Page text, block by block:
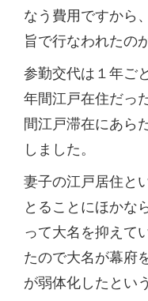
なう費用ですから
旨で行なわれたの
参勤交代は１年ご
年間江戸在住だっ
間江戸滞在にあら
しました。
妻子の江戸居住と
とることにほかな
って大名を抑えて
たので大名が幕府
が弱体化したとい